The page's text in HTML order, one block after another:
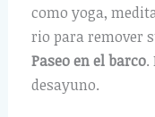
como yoga,
rio para remover
Paseo en el barco.
desayuno.